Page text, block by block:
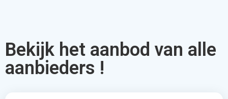
Bekijk het aanbod van alle
aanbieders !